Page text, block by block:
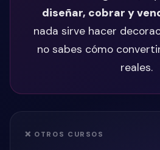
diseñar, cobrar y
nada sirve hacer
no sabes cómo
reales.
❌ OTROS CURSOS